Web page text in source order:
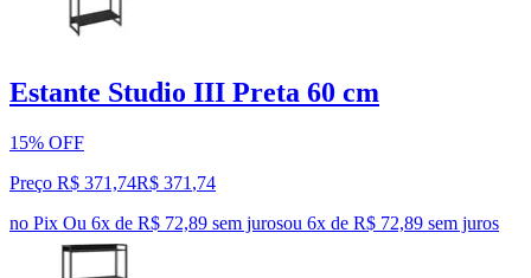
Estante Studio III Preta 60 cm
15% OFF
Preço R$ 371,74R$ 371 ,74
no Pix Ou 6x de R$ 72,89 sem jurosou 6x de R$ 72,89 sem juros